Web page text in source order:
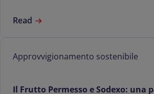
Read
Approvvigionamento sostenibile
Il Frutto Permesso e Sodexo: una